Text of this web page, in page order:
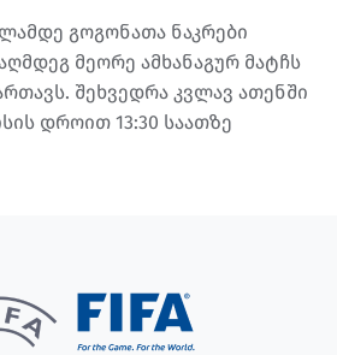
გოგონათა ნაკრები
მეორე ამხანაგურ მატჩს
შეხვედრა კვლავ ათენში
დროით 13:30 საათზე